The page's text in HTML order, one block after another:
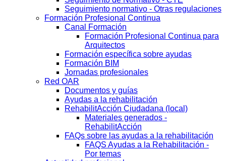
Seguimiento normativo - Otras regulaciones
Formación Profesional Continua
Canal Formación
Formación Profesional Continua para
Arquitectos
Formación específica sobre ayudas
Formación BIM
Jornadas profesionales
Red OAR
Documentos y guías
Ayudas a la rehabilitación
RehabilitAcción Ciudadana (local)
Materiales generados -
RehabilitAcción
FAQs sobre las ayudas a la rehabilitación
FAQS Ayudas a la Rehabilitación -
Por temas